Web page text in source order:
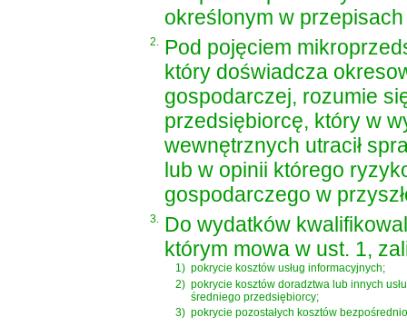
określonym w
2. Pod pojęciem
który doświadcza
gospodarczej, rozumie
przedsiębiorcę, który w
wewnętrznych utracił
lub w opinii którego
gospodarczego w
3. Do wydatków
którym mowa w ust. 1,
1) pokrycie kosztów usług informacyjnych;
2) pokrycie kosztów doradztwa lub innych
średniego przedsiębiorcy;
3) pokrycie pozostałych kosztów